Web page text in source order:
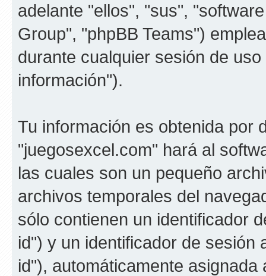
adelante "ellos", "sus",
Group", "phpBB Teams")
durante cualquier sesión de
información").
Tu información es obtenida por
"juegosexcel.com" hará al
las cuales son un pequeño
archivos temporales del
sólo contienen un identificador
id") y un identificador de sesión
id"), automáticamente